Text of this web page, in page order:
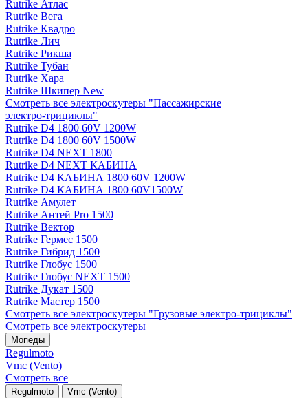
Rutrike Атлас
Rutrike Вега
Rutrike Квадро
Rutrike Лич
Rutrike Рикша
Rutrike Тубан
Rutrike Хара
Rutrike Шкипер New
Смотреть все электро­скутеры "Пассажирские
электро‑трициклы"
Rutrike D4 1800 60V 1200W
Rutrike D4 1800 60V 1500W
Rutrike D4 NEXT 1800
Rutrike D4 NEXT КАБИНА
Rutrike D4 КАБИНА 1800 60V 1200W
Rutrike D4 КАБИНА 1800 60V1500W
Rutrike Амулет
Rutrike Антей Pro 1500
Rutrike Вектор
Rutrike Гермес 1500
Rutrike Гибрид 1500
Rutrike Глобус 1500
Rutrike Глобус NEXT 1500
Rutrike Дукат 1500
Rutrike Мастер 1500
Смотреть все электро­скутеры "Грузовые электро‑трициклы"
Смотреть все электро­скутеры
Мопеды
Regulmoto
Vmc (Vento)
Смотреть все
Regulmoto Vmc (Vento)